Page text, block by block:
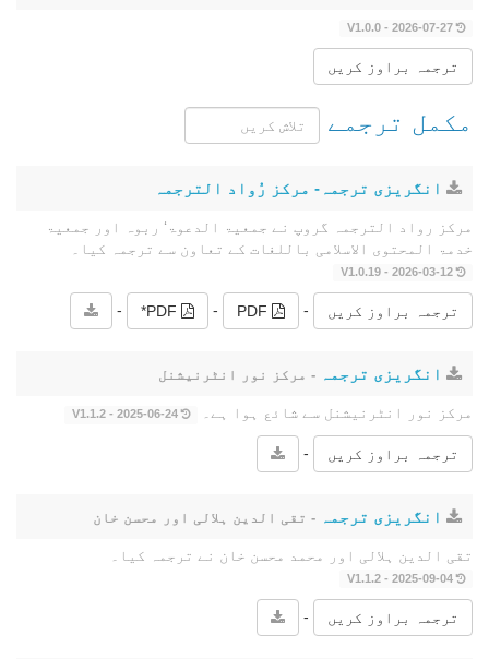
2026-07-27 - V1.0.0
ترجمہ براوز کریں
مکمل ترجمے
انگریزی ترجمہ- مرکز رُواد الترجمہ
مرکز رواد الترجمہ گروپ نے جمعیۃ الدعوۃ‘ ربوہ اور جمعیۃ
خدمۃ المحتوى الاسلامی باللغات کے تعاون سے ترجمہ کیا۔
2026-03-12 - V1.0.19
ترجمہ براوز کریں -
-
-
انگریزی ترجمہ - مرکز نور انٹرنیشنل
مرکز نور انٹرنیشنل سے شائع ہوا ہے۔ 2025-06-24 - V1.1.2
ترجمہ براوز کریں -
انگریزی ترجمہ - تقی الدین ہلالی اور محسن خان
تقی الدین ہلالی اور محمد محسن خان نے ترجمہ کیا۔
2025-09-04 - V1.1.2
ترجمہ براوز کریں -